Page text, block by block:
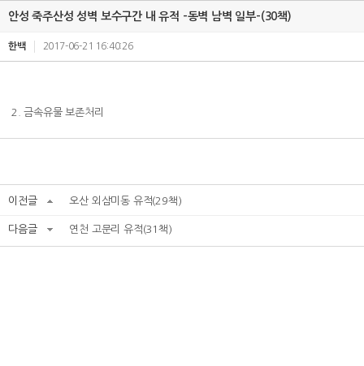
안성 죽주산성 성벽 보수구간 내 유적 -동벽 남벽 일부-(30책)
한백 2017-06-21 16:40:26
2. 금속유물 보존처리
이전글 오산 외삼미동 유적(29책)
다음글 연천 고문리 유적(31책)